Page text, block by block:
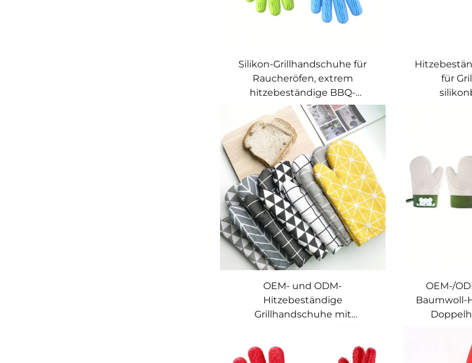
Silikon-Grillhandschuhe für
Raucheröfen, extrem
hitzebeständige BBQ-
Handschuhe zum direkten
Handhaben heißer Speisen auf
Ihrem Grill oder Frittiergerät
für
OEM- und ODM-
Hitzebeständige
Grillhandschuhe mit
Backofenhandschuhe aus
OEM-/
Baumwoll-
Grillen